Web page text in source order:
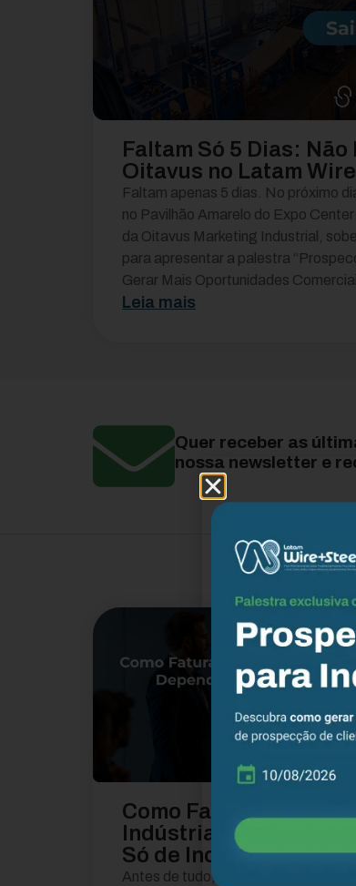
Faltam Só 5 Dias:
Oitavus no Latam Wire
Faltam apenas 5 dias. No próximo
no Pavilhão Amarelo do Expo
da Oitavus Marketing Industrial,
para apresentar a palestra
Gerar Mais Oportunidades
Leia mais
Quer receber as
nossa newsletter e
Como Faturar Mais na
Indústria (Sem
Só de Indicação)
Antes de tudo, se você quer saber